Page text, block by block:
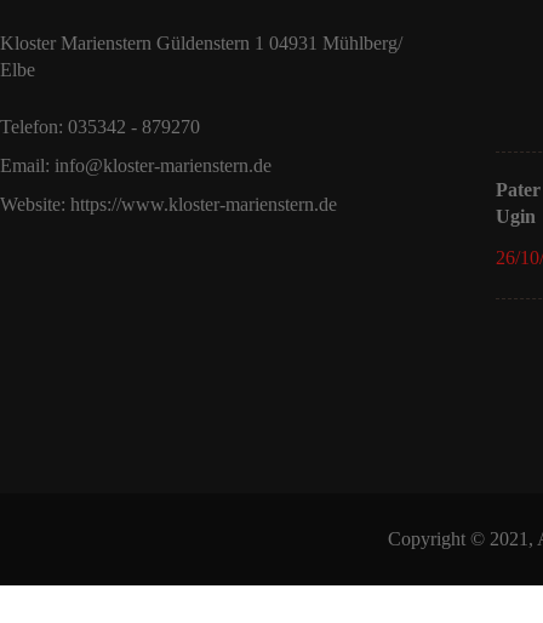
Kloster Marienstern Güldenstern 1 04931 Mühlberg/
Elbe
Telefon: 035342 - 879270
Email: info@kloster-marienstern.de
Website: https://www.kloster-marienstern.de
Ugin
26/
Copyright © 2021,